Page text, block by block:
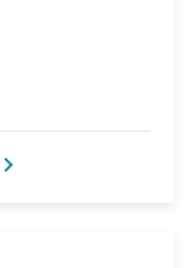
chevron_right